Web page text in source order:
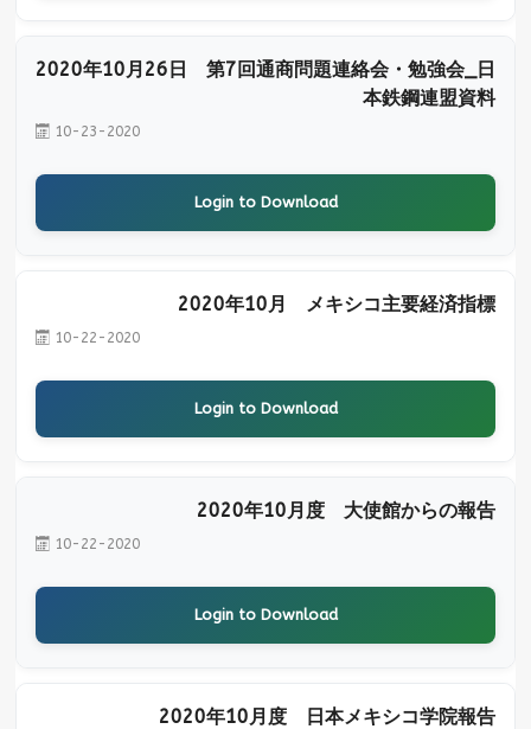
2020年10月26日 第7回通商問題連絡会・勉強会_日
本鉄鋼連盟資料
10-23-2020
Login to Download
2020年10月 メキシコ主要経済指標
10-22-2020
Login to Download
2020年10月度 大使館からの報告
10-22-2020
Login to Download
2020年10月度 日本メキシコ学院報告